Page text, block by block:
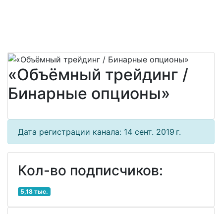
«Объёмный трейдинг /
Бинарные опционы»
Дата регистрации канала: 14 сент. 2019 г.
Кол-во подписчиков:
5,18 тыс.